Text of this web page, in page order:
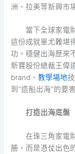
洲、拉美等新興市
當下全球家電
這份成就單尤難堪
功。穩健出海歷來
新寶股份總裁王偉
brand、教學場地
到“造船出海”的要
打造出海底盤
在珠三角家電
勝，而是憑仗出色